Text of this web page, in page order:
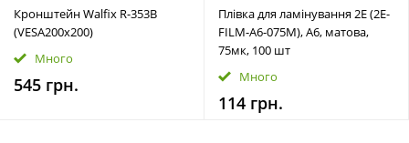
Кронштейн Walfix R-353B
(VESA200х200)
Много
545 грн.
Плівка для ламінування 2E (2E-
FILM-A6-075M), A6, матова,
75мк, 100 шт
Много
114 грн.